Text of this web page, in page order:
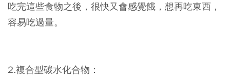
吃完這些食物之後，很快又會感覺餓，想再吃東西，
容易吃過量。
2.複合型碳水化合物：